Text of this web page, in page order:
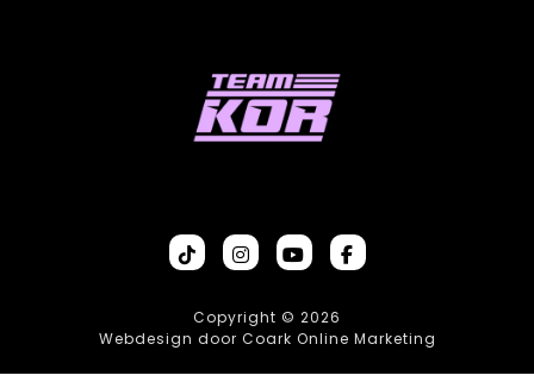
Copyright © 2026
Webdesign door Coark Online Marketing